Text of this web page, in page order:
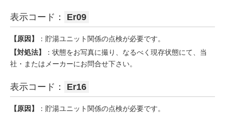
表示コード： Er09
【原因】
：貯湯ユニット関係の点検が必要です。
【対処法】
：状態をお写真に撮り、なるべく現存状態にて、当
社・またはメーカーにお問合せ下さい。
表示コード： Er16
【原因】
：貯湯ユニット関係の点検が必要です。